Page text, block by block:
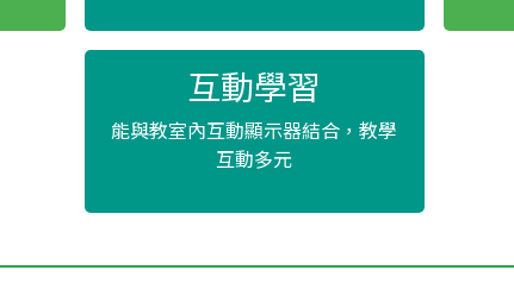
互動學習
能與教室內互動顯示器結合，教學
互動多元